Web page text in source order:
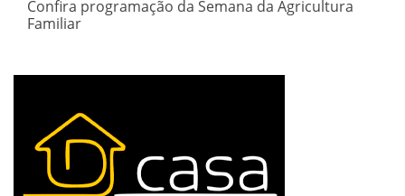
Confira programação da Semana da Agricultura
Familiar